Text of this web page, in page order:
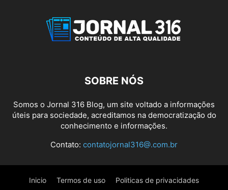
SOBRE NÓS
Somos o Jornal 316 Blog, um site voltado a informações
úteis para sociedade, acreditamos na democratização do
conhecimento e informações.
Contato: contatojornal316@.com.br
Inicio Termos de uso Politicas de privacidades